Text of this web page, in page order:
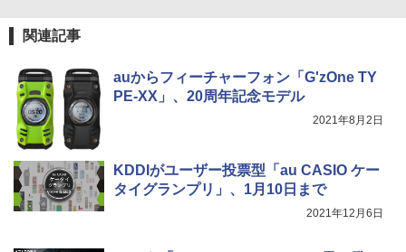
関連記事
auからフィーチャーフォン「G'zOne TY
PE-XX」、20周年記念モデル
2021年8月2日
KDDIがユーザー投票型「au CASIO ケー
タイグランプリ」、1月10日まで
2021年12月6日